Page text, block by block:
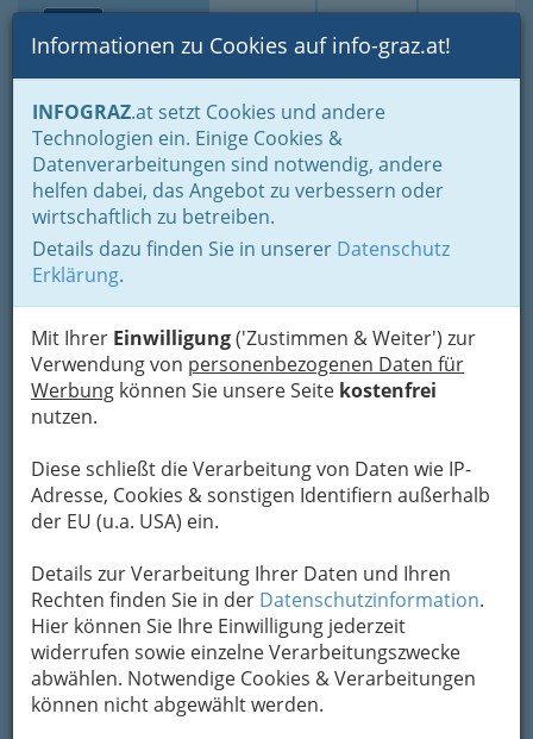
Suche Login Toggle
Informationen zu Cookies auf info-graz.at!
INFOGRAZ.at setzt Cookies und andere
Technologien ein. Einige Cookies &
Datenverarbeitungen sind notwendig, andere
helfen dabei, das Angebot zu verbessern oder
wirtschaftlich zu betreiben.
Details dazu finden Sie in unserer Datenschutz
Erklärung.
Mit Ihrer Einwilligung('Zustimmen & Weiter') zur
Verwendung von personenbezogenen Daten für
Werbung können Sie unsere Seite kostenfrei
nutzen.
Diese schließt die Verarbeitung von Daten wie IP-
Adresse, Cookies & sonstigen Identifiern außerhalb
der EU (u.a. USA) ein.
Details zur Verarbeitung Ihrer Daten und Ihren
Rechten finden Sie in der Datenschutzinformation.
Hier können Sie Ihre Einwilligung jederzeit
widerrufen sowie einzelne Verarbeitungszwecke
abwählen. Notwendige Cookies & Verarbeitungen
können nicht abgewählt werden.
Home Lebens-Guide Partnerschaft & Familie
Männergesundheit
Urologe / Urologin Graz - Männermedizin
Urologe
Bezirksauswahl
Alle Bezirke
1
Dr. Stefan Altziebler
Heinrichstraße 4 /1, 8010 Graz
+43 316 383 8884
Karte & Routenplaner
Eintrag ändern
Dr. Gerd Baumgartner
AFRITSCHGASSE 30, 8020 Graz
+43 316 716 858
+43 316 716 858